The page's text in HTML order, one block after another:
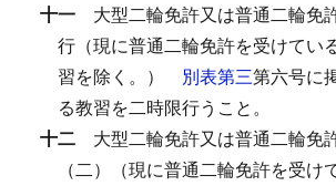
十一 大型二輪免許又は普通二輪免
行（現に普通二輪免許を受けてい
習を除く。）
別表第三第六号に
る教習を二時限行うこと。
十二 大型二輪免許又は普通二輪免
（二）（現に普通二輪免許を受け